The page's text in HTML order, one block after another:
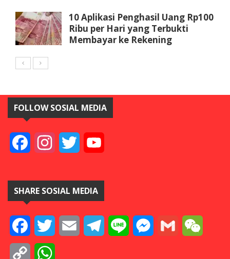
10 Aplikasi Penghasil Uang Rp100
Ribu per Hari yang Terbukti
Membayar ke Rekening
FOLLOW SOSIAL MEDIA
FacebookInstagramTwitter
SHARE SOSIAL MEDIA
FacebookTwitter Email TelegramLine Messenger
Gmail
Copy